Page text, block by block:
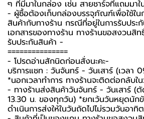
ๆ ที่มีมาในกล่อง เช่น สายชาร์จที่แถมมา
-️ ผู้ซื้อต้องเก็บกล่องบรรจุภัณฑ์เพื่อใช้ใน
สินค้ากับทางร้าน กรณีที่อยู่ในการรับประ
เอกสารของทางร้าน ทางร้านขอสงวนสิ
รับประกันสินค้า -️
===============
-️ โปรดอ่านสักนิดก่อนสั่งนะคะ-️
บริการแชท : วันจันทร์ - วันเสาร์ (เวลา
*นอกเวลาทำการ ทางร้านจะติดต่อกลับใ
- ทางร้านส่งสินค้าวันจันทร์ - วันเสาร์ (ตั
13.30 น. ของทุกวัน) *ยกเว้นวันหยุดนัก
ดำเนินการส่งให้ในวันถัดไปไม่รวมวันอาทิ